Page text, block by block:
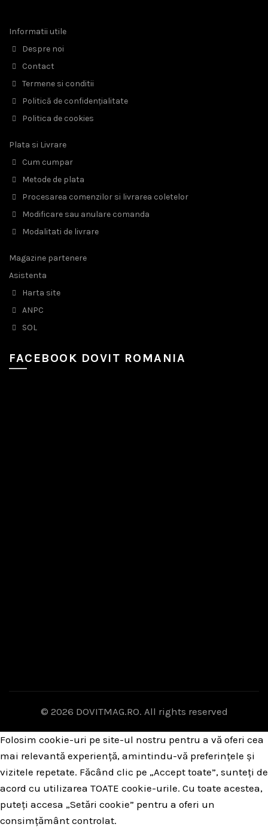
Informatii utile
Despre noi
Contact
Termene si conditii
Politică de confidențialitate
Politica de cookies
Plata si Livrare
Cum cumpar
Metode de plata
Procesarea comenzilor si livrarea coletelor
Modificare sau anulare comanda
Modalitati de livrare
Magazine partenere
Asistenta
Harta site
ANPC
SOL
FACEBOOK DOVIT ROMANIA
© 2026 DOVITMAG.RO. All rights reserved
Folosim cookie-uri pe site-ul nostru pentru a vă oferi cea
mai relevantă experiență, amintindu-vă preferințele și
vizitele repetate. Făcând clic pe „Accept toate”, sunteți de
acord cu utilizarea TOATE cookie-urile. Cu toate acestea,
puteți accesa „Setări cookie” pentru a oferi un
consimțământ controlat.